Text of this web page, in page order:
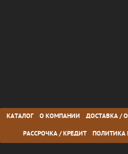
КАТАЛОГ О КОМПАНИИ ДОСТАВКА /
РАССРОЧКА / КРЕДИТ ПОЛИТИКА